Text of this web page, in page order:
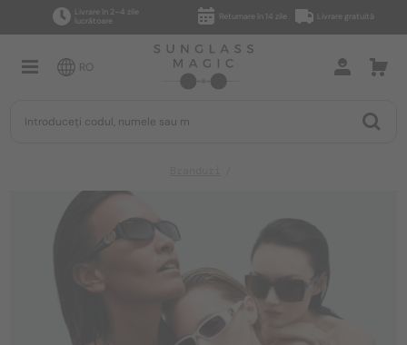
Livrare în 2–4 zile
lucrătoare
Returnare în 14 zile Livrare gratuită
RO